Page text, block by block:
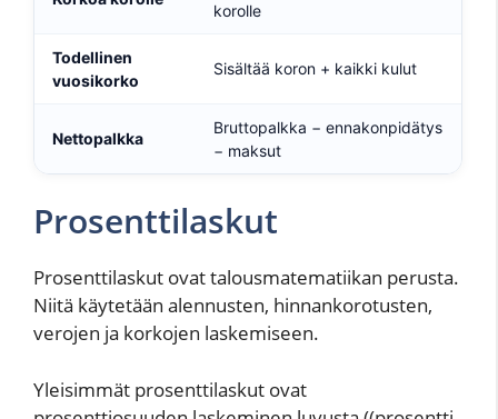
korolle
Todellinen
vuosikorko
Sisältää koron + kaikki kulut
Nettopalkka
Bruttopalkka − ennakonpidätys
− maksut
Prosenttilaskut
Prosenttilaskut ovat talousmatematiikan perusta.
Niitä käytetään alennusten, hinnankorotusten,
verojen ja korkojen laskemiseen.
Yleisimmät prosenttilaskut ovat